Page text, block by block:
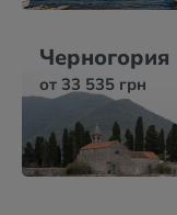
Черногория
от 33 535 грн